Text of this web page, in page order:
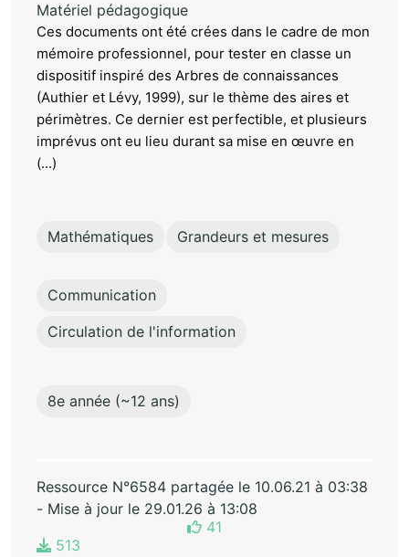
Matériel pédagogique
Ces documents ont été crées dans le cadre de mon
mémoire professionnel, pour tester en classe un
dispositif inspiré des Arbres de connaissances
(Authier et Lévy, 1999), sur le thème des aires et
périmètres. Ce dernier est perfectible, et plusieurs
imprévus ont eu lieu durant sa mise en œuvre en
(...)
Mathématiques Grandeurs et mesures
Communication
Circulation de l'information
8e année (~12 ans)
Ressource N°6584 partagée le 10.06.21 à 03:38
- Mise à jour le 29.01.26 à 13:08
41
513